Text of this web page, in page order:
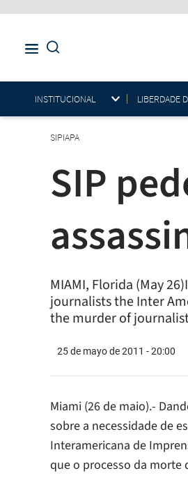
INSTITUCIONAL LIBERDADE
SIPIAPA
SIP
MIAMI, Florida (May
journalists the Inter
the murder of journalist
25 de mayo de 2011 - 20:00
Miami (26 de maio).-
sobre a necessidade de
Interamericana de
que o processo da morte